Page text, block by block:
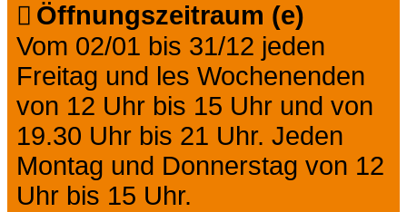
Öffnungszeitraum (e)
Vom 02/01 bis 31/12 jeden
Freitag und les Wochenenden
von 12 Uhr bis 15 Uhr und von
19.30 Uhr bis 21 Uhr. Jeden
Montag und Donnerstag von 12
Uhr bis 15 Uhr.